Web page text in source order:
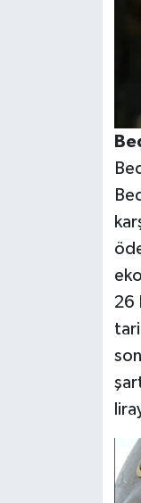
26